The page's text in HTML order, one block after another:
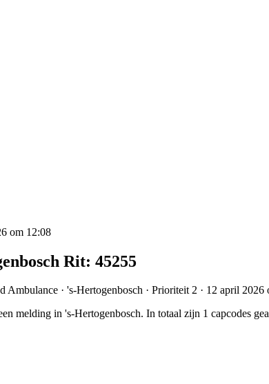
om 12:08
Rit: 45255
· 's-Hertogenbosch · Prioriteit 2 · 12 april 2026
melding in 's-Hertogenbosch. In totaal zijn 1 capcodes